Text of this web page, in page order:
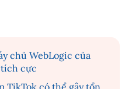
chủ WebLogic của
cực